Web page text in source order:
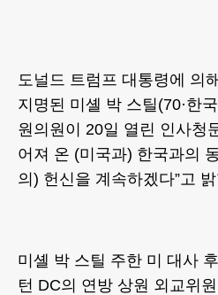
도널드 트럼프 대통령에 의
지명된 미셸 박 스틸(70·한
원의원이 20일 열린 인사청
어져 온 (미국과) 한국과의
의) 헌신을 계속하겠다”고
미셸 박 스틸 주한 미 대사
턴 DC의 연방 상원 외교위